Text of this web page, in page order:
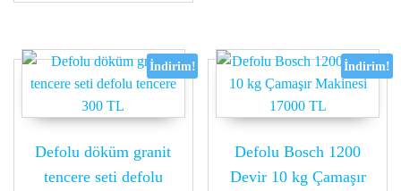
İndirim!
Defolu döküm granit
tencere seti defolu
İndirim!
Defolu Bosch 1200
Devir 10 kg Çamaşır